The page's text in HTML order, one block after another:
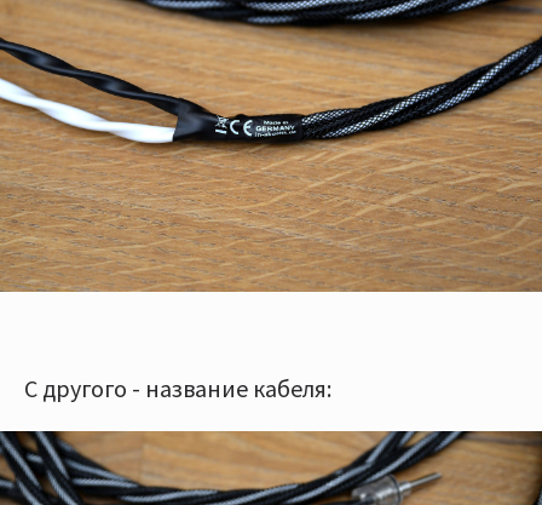
С другого - название кабеля: